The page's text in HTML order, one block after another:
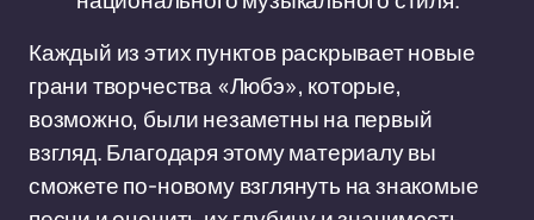
Каждый из этих пунктов раскрывает новые
грани творчества «Любэ», которые,
возможно, были незаметны на первый
взгляд. Благодаря этому материалу вы
сможете по-новому взглянуть на знакомые